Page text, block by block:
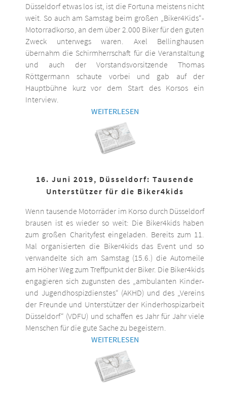
Düsseldorf etwas los ist, ist die Fortuna meistens nicht
weit. So auch am Samstag beim großen „Biker4Kids“-
Motorradkorso, an dem über 2.000 Biker für den guten
Zweck unterwegs waren. Axel Bellinghausen
übernahm die Schirmherrschaft für die Veranstaltung
und auch der Vorstandsvorsitzende Thomas
Röttgermann schaute vorbei und gab auf der
Hauptbühne kurz vor dem Start des Korsos ein
Interview.
WEITERLESEN
16. Juni 2019, Düsseldorf: Tausende
Unterstützer für die Biker4kids
Wenn tausende Motorräder im Korso durch Düsseldorf
brausen ist es wieder so weit: Die Biker4kids haben
zum großen Charityfest eingeladen. Bereits zum 11.
Mal organisierten die Biker4kids das Event und so
verwandelte sich am Samstag (15.6.) die Automeile
am Höher Weg zum Treffpunkt der Biker. Die Biker4kids
engagieren sich zugunsten des „ambulanten Kinder-
und Jugendhospizdienstes“ (AKHD) und des „Vereins
der Freunde und Unterstützer der Kinderhospizarbeit
Düsseldorf“ (VDFU) und schaffen es Jahr für Jahr viele
Menschen für die gute Sache zu begeistern.
WEITERLESEN